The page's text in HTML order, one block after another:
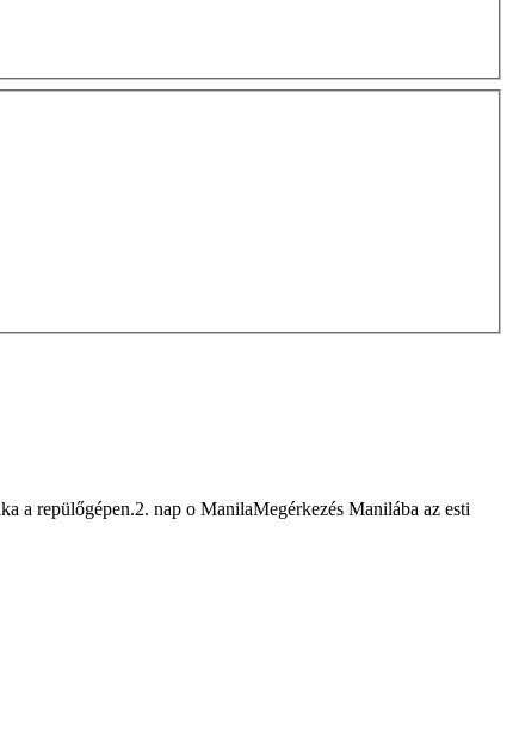
a repülőgépen.2. nap o ManilaMegérkezés Manilába az esti